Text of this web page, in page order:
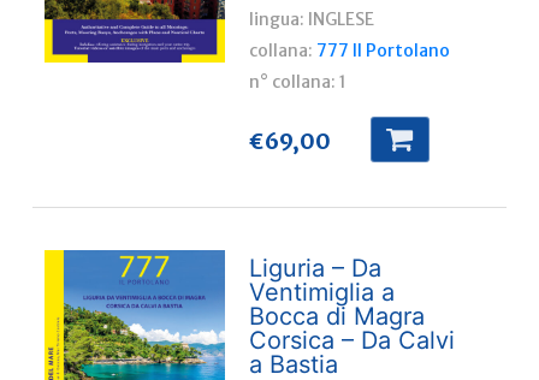
lingua: INGLESE
collana: 777 Il Portolano
n° collana: 1
€69,00
Liguria – Da
Ventimiglia a
Bocca di Magra
Corsica – Da Calvi
a Bastia